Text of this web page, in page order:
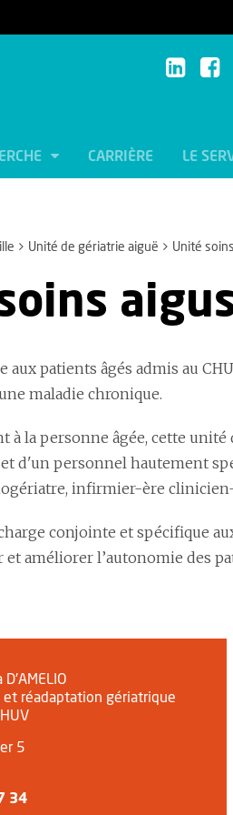
CARRIÈRE LE
Unité de gériatrie aiguë Unité
aux patients âgés admis au
maladie chronique.
à la personne âgée, cette
d'un personnel hautement
infirmier-ère
conjointe et spécifique
et améliorer l’autonomie des
et réadaptation gériatrique
5
34